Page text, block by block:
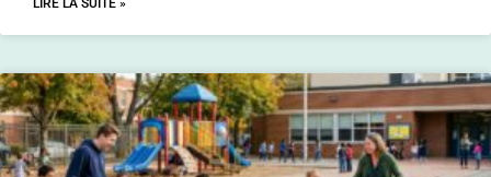
LIRE LA SUITE »